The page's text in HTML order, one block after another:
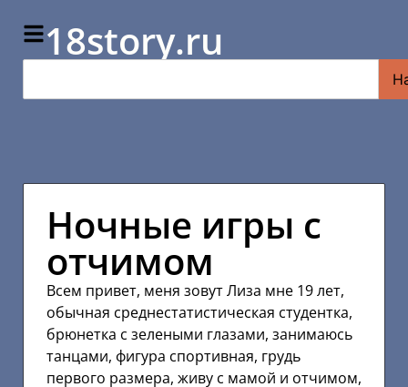
18story.ru
Ночные игры с
отчимом
Всем привет, меня зовут Лиза мне 19 лет,
обычная среднестатистическая студентка,
брюнетка с зелеными глазами, занимаюсь
танцами, фигура спортивная, грудь
первого размера, живу с мамой и отчимом,